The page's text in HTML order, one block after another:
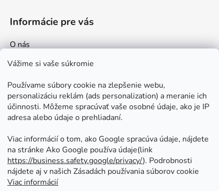
Vážime si vaše súkromie
Používame súbory cookie na zlepšenie webu,
personalizáciu reklám (ads personalization) a meranie ich
účinnosti. Môžeme spracúvať vaše osobné údaje, ako je IP
adresa alebo údaje o prehliadaní.
Viac informácií o tom, ako Google spracúva údaje, nájdete
na stránke Ako Google používa údaje(link
https://business.safety.google/privacy/⁩). Podrobnosti
nájdete aj v našich Zásadách používania súborov cookie
Viac informácií
Informácie pre vás
O nás
Kontakt
Ako nakupovať
Obchodné podmienky
Ochrana osobných údajov
Odstúpenie od zmluvy
Prijímame online platby